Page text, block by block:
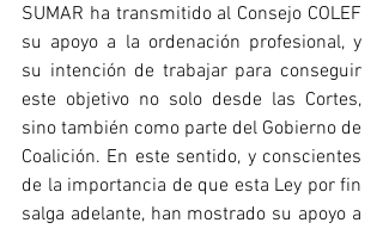
SUMAR ha transmitido al Consejo COLEF
su apoyo a la ordenación profesional, y
su intención de trabajar para conseguir
este objetivo no solo desde las Cortes,
sino también como parte del Gobierno de
Coalición. En este sentido, y conscientes
de la importancia de que esta Ley por fin
salga adelante, han mostrado su apoyo a